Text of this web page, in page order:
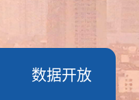
数据开放